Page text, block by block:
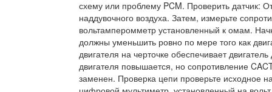
схему или проблему PCM. Проверить датчик:
наддувочного воздуха. Затем, измерьте
вольтамперомметр установленный к омам.
должны уменьшить ровно по мере того как
двигателя на черточке обеспечивает
двигателя повышается, но сопротивление
заменен. Проверка цепи проверьте исходное